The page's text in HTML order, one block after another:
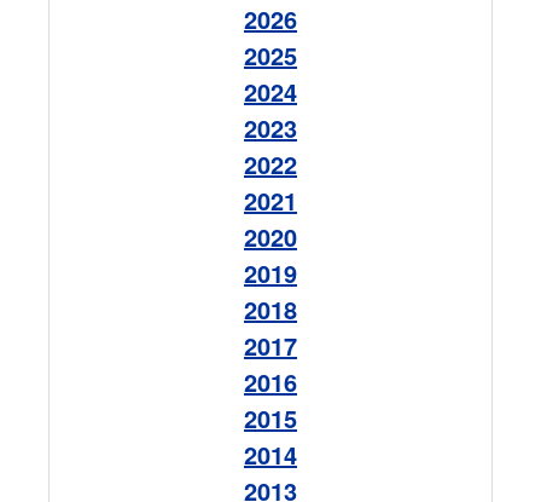
2026
2025
2024
2023
2022
2021
2020
2019
2018
2017
2016
2015
2014
2013